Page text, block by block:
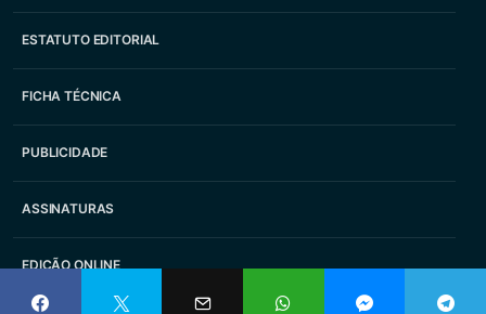
ESTATUTO EDITORIAL
FICHA TÉCNICA
PUBLICIDADE
ASSINATURAS
EDIÇÃO ONLINE